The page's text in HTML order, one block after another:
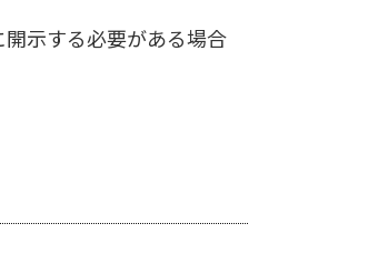
示する必要がある場合